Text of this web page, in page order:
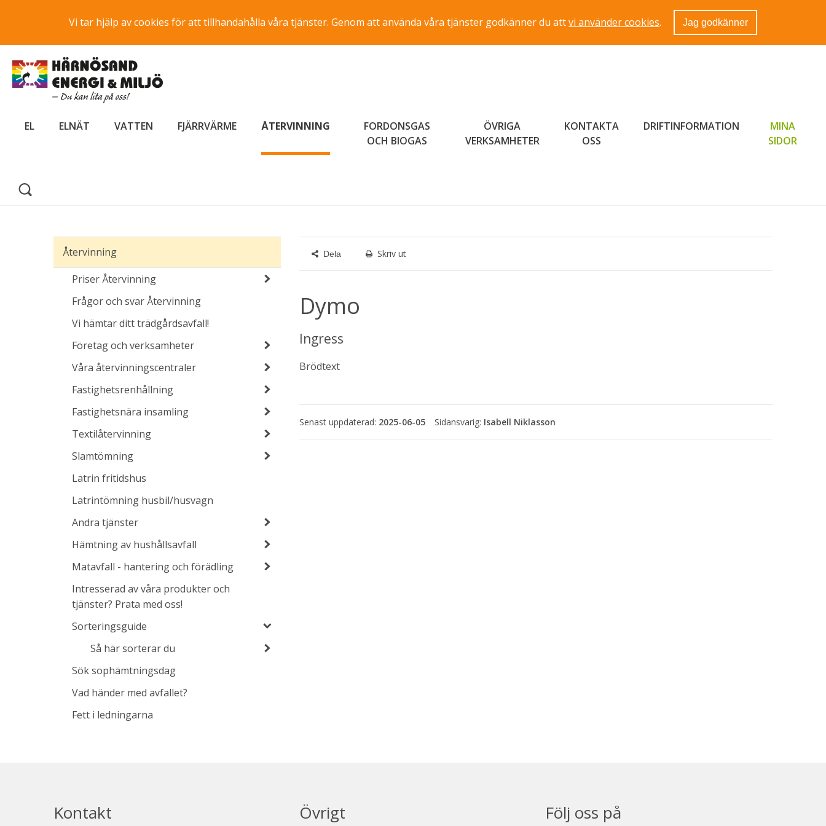
Vi tar hjälp av cookies för att tillhandahålla våra tjänster. Genom att använda våra tjänster godkänner du attvi använder cookies. Jag godkänner
EL ELNÄT VATTEN FJÄRRVÄRME ÅTERVINNING
FORDONSGAS
OCH BIOGAS
ÖVRIGA
VERKSAMHETER
KONTAKTA
OSS
DRIFTINFORMATION
MINA
SIDOR
Återvinning
Priser Återvinning
Frågor och svar Återvinning
Vi hämtar ditt trädgårdsavfall!
Företag och verksamheter
Våra återvinningscentraler
Fastighetsrenhållning
Fastighetsnära insamling
Textilåtervinning
Slamtömning
Latrin fritidshus
Latrintömning husbil/husvagn
Andra tjänster
Hämtning av hushållsavfall
Matavfall - hantering och förädling
Intresserad av våra produkter och
tjänster? Prata med oss!
Sorteringsguide
Så här sorterar du
Sök sophämtningsdag
Vad händer med avfallet?
Fett i ledningarna
Dela Skriv ut
Dymo
Ingress
Brödtext
Senast uppdaterad: 2025-06-05 Isabell Niklasson
Kontakt Övrigt Följ oss på